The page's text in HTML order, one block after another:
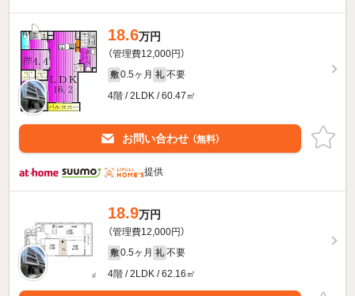
18.6万円
（管理費12,000円）
敷 0.5ヶ月 礼 不要
4階 / 2LDK / 60.47㎡
お問い合わせ （無料）
提供
18.9万円
（管理費12,000円）
敷 0.5ヶ月 礼 不要
4階 / 2LDK / 62.16㎡